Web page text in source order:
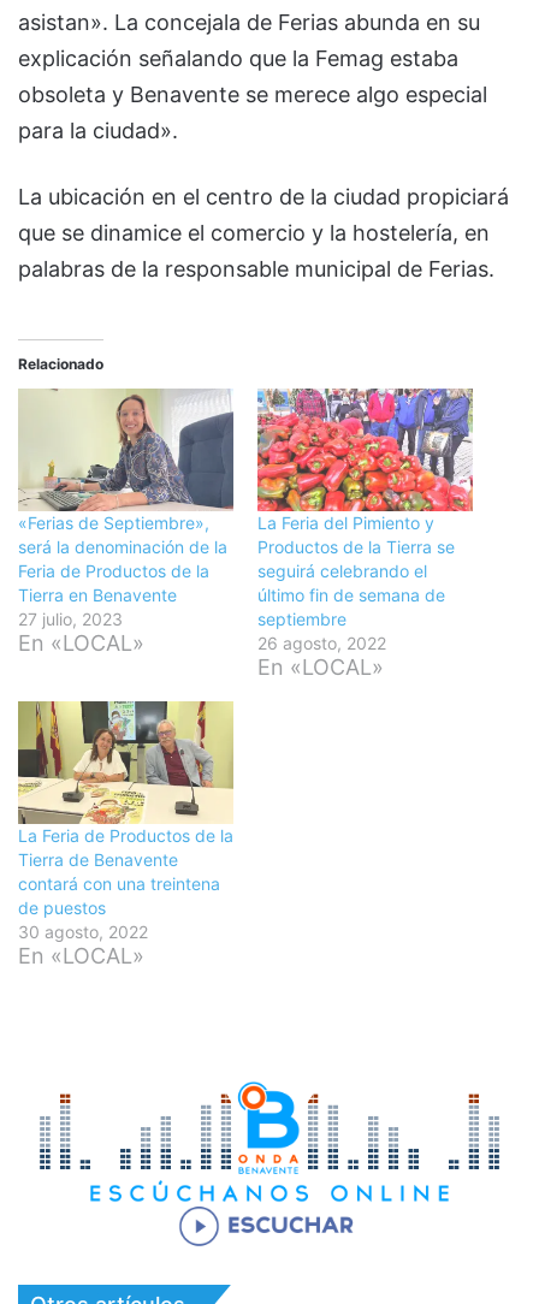
asistan». La concejala de Ferias abunda en su
explicación señalando que la Femag estaba
obsoleta y Benavente se merece algo especial
para la ciudad».
La ubicación en el centro de la ciudad propiciará
que se dinamice el comercio y la hostelería, en
palabras de la responsable municipal de Ferias.
Relacionado
«Ferias de Septiembre»,
será la denominación de la
Feria de Productos de la
Tierra en Benavente
27 julio, 2023
En «LOCAL»
La Feria del Pimiento y
Productos de la Tierra se
seguirá celebrando el
último fin de semana de
septiembre
26 agosto, 2022
En «LOCAL»
La Feria de Productos de la
Tierra de Benavente
contará con una treintena
de puestos
30 agosto, 2022
En «LOCAL»